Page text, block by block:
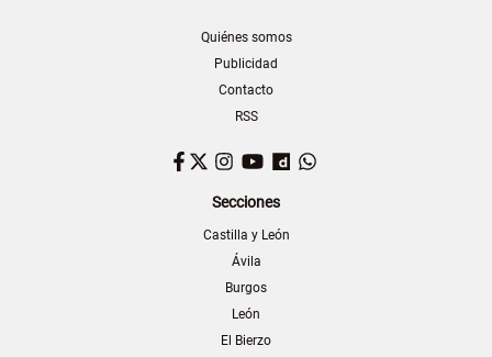
Quiénes somos
Publicidad
Contacto
RSS
Facebook
TwitterInstagram
YouTubeDailymotion
Secciones
Castilla y León
Ávila
Burgos
León
El Bierzo